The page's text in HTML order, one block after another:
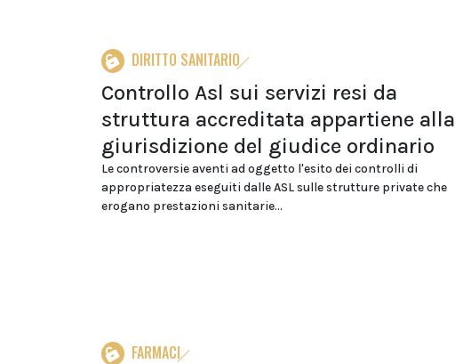
DIRITTO SANITARIO
Controllo Asl sui servizi resi da
struttura accreditata appartiene alla
giurisdizione del giudice ordinario
Le controversie aventi ad oggetto l'esito dei controlli di
appropriatezza eseguiti dalle ASL sulle strutture private che
erogano prestazioni sanitarie...
FARMACI